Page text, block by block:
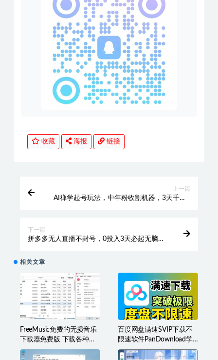
收藏 海报 链接
上一篇
AI禅学起号玩法，中年粉收割机器，3天千粉7
下一篇
拼多多无人直播不封号，0投入3天必起无脑挂
相关文章
FreeMusic免费的无损音乐
下载器免费版 下载各种类
型音乐
百度网盘满速SVIP下载不
限速软件PanDownload学
习网定制版